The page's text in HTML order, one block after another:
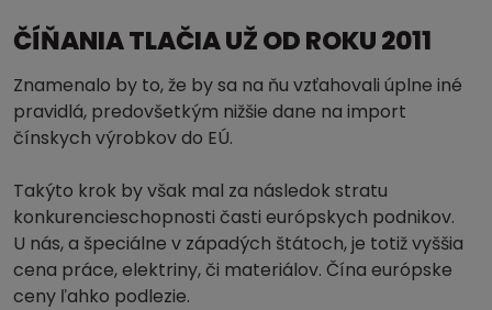
ČÍŇANIA TLAČIA UŽ OD ROKU 2011
Znamenalo by to, že by sa na ňu vzťahovali úplne iné
pravidlá, predovšetkým nižšie dane na import
čínskych výrobkov do EÚ.
Takýto krok by však mal za následok stratu
konkurencieschopnosti časti európskych podnikov.
U nás, a špeciálne v západých štátoch, je totiž vyššia
cena práce, elektriny, či materiálov. Čína európske
ceny ľahko podlezie.